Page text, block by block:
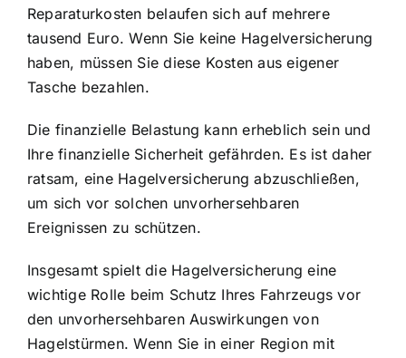
Reparaturkosten belaufen sich auf mehrere
tausend Euro. Wenn Sie keine Hagelversicherung
haben, müssen Sie diese Kosten aus eigener
Tasche bezahlen.
Die finanzielle Belastung kann erheblich sein und
Ihre finanzielle Sicherheit gefährden. Es ist daher
ratsam, eine Hagelversicherung abzuschließen,
um sich vor solchen unvorhersehbaren
Ereignissen zu schützen.
Insgesamt spielt die Hagelversicherung eine
wichtige Rolle beim Schutz Ihres Fahrzeugs vor
den unvorhersehbaren Auswirkungen von
Hagelstürmen. Wenn Sie in einer Region mit